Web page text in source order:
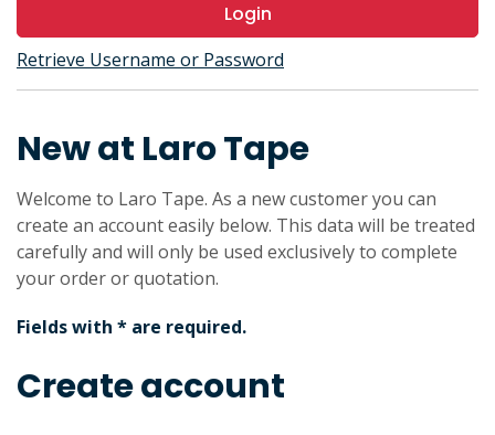
Login
Retrieve Username or Password
New at Laro Tape
Welcome to Laro Tape. As a new customer you can
create an account easily below. This data will be treated
carefully and will only be used exclusively to complete
your order or quotation.
Fields with * are required.
Create account